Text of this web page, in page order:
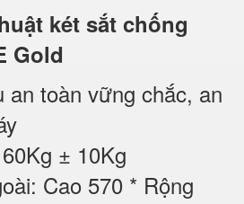
két sắt chống
Gold
an toàn vững chắc, an
± 10Kg
Cao 570 * Rộng